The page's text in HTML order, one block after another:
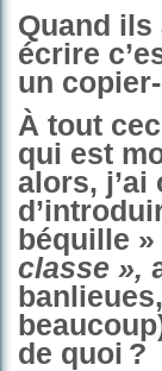
Quand
écrire
un
À tout
qui est
alors, j’ai
béquille
classe »,
de quoi ?